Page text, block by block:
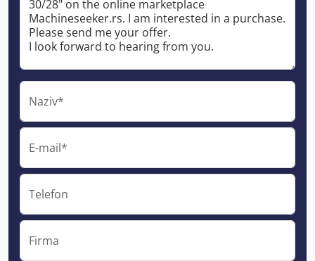
Naziv*
E-mail*
Telefon
Firma